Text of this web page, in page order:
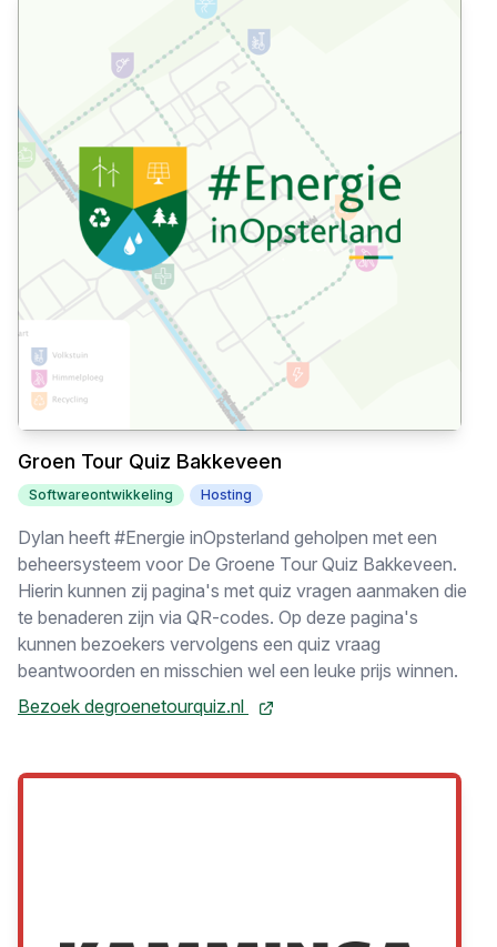
Groen Tour Quiz Bakkeveen
Softwareontwikkeling Hosting
Dylan heeft #Energie inOpsterland geholpen met een
beheersysteem voor De Groene Tour Quiz Bakkeveen.
Hierin kunnen zij pagina's met quiz vragen aanmaken die
te benaderen zijn via QR-codes. Op deze pagina's
kunnen bezoekers vervolgens een quiz vraag
beantwoorden en misschien wel een leuke prijs winnen.
Bezoek degroenetourquiz.nl